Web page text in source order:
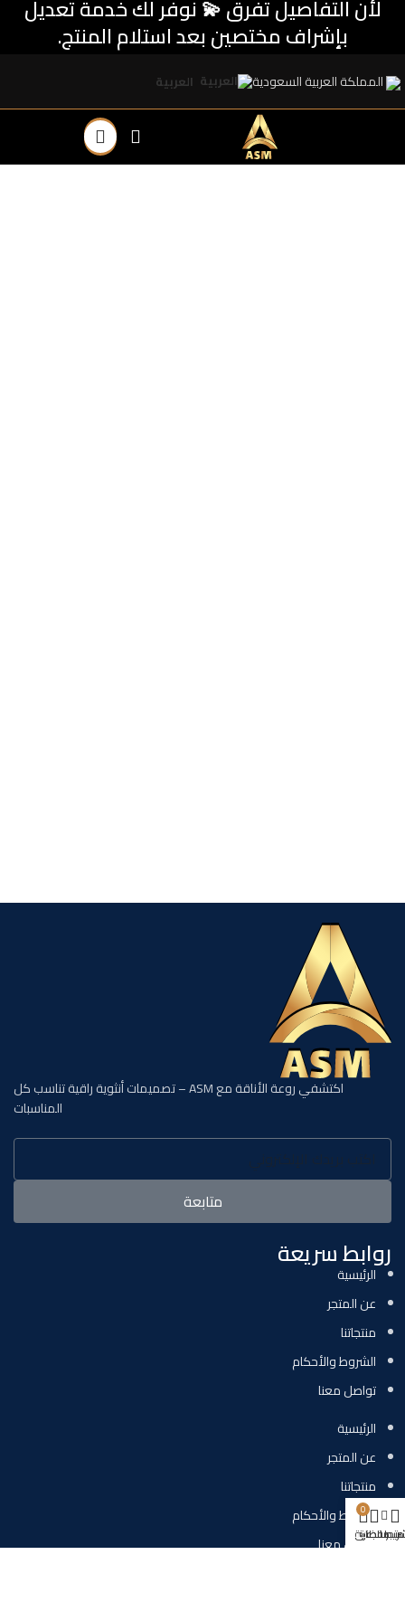
لأن التفاصيل تفرق 💫 نوفر لك خدمة تعديل
بإشراف مختصين بعد استلام المنتج.
المملكة العربية السعودية العربية
اكتشفي روعة الأناقة مع ASM – تصميمات أنثوية راقية تناسب كل
المناسبات
متابعة
روابط سريعة
الرئيسية
عن المتجر
منتجاتنا
الشروط والأحكام
تواصل معنا
الرئيسية
عن المتجر
منتجاتنا
الشروط والأحكام
تواصل معنا متجرالجانبي
مفضلة
0
عربة
حسابي